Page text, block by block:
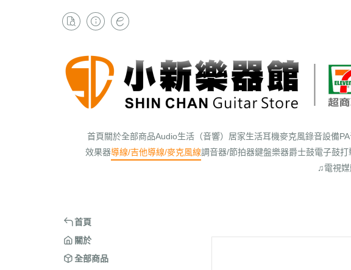
首頁關於全部商品Audio生活（音響） 居家生活耳機麥克風錄音設備
效果器導線/吉他導線/麥克風線調音器/節拍器鍵盤樂器爵士鼓電子鼓打
♫電視
首頁
關於
全部商品